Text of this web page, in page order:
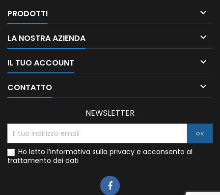
PRODOTTI 
LA NOSTRA AZIENDA 
IL TUO ACCOUNT 
CONTATTO 
NEWSLETTER
Ho letto l’informativa sulla privacy e acconsento al
trattamento dei dati